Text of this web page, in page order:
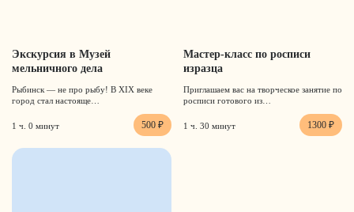
Экскурсия в Музей
мельничного дела
Рыбинск — не про рыбу! В XIX веке
город стал настояще…
1 ч. 0 минут 500 ₽
Мастер-класс по росписи
изразца
Приглашаем вас на творческое занятие по
росписи готового из…
1 ч. 30 минут 1300 ₽